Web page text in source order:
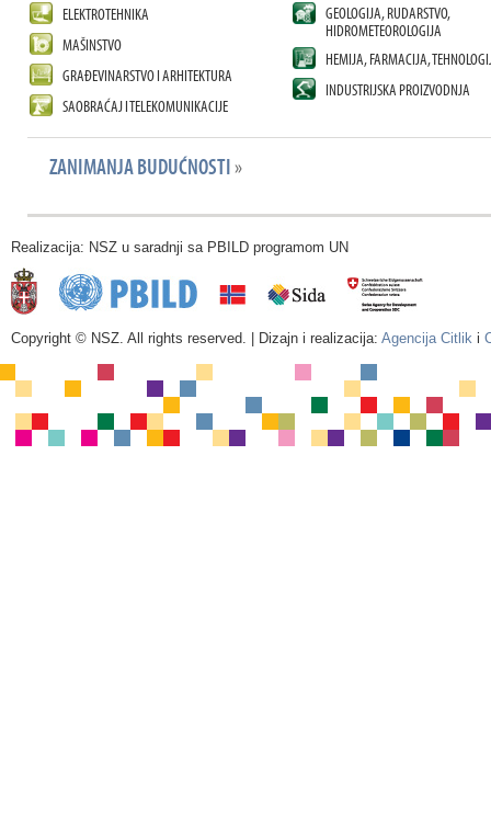
ELEKTROTEHNIKA
MAŠINSTVO
GRAĐEVINARSTVO I ARHITEKTURA
SAOBRAĆAJ I TELEKOMUNIKACIJE
GEOLOGIJA, RUDARSTVO,
HIDROMETEOROLOGIJA
HEMIJA, FARMACIJA,
INDUSTRIJSKA PROIZVODNJA
ZANIMANJA BUDUĆNOSTI»
Realizacija: NSZ u saradnji sa PBILD programom UN
Copyright © NSZ. All rights reserved. | Dizajn i realizacija: Agencija Citlik i